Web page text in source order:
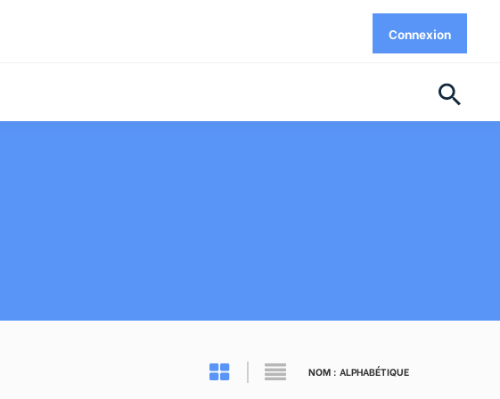
Connexion